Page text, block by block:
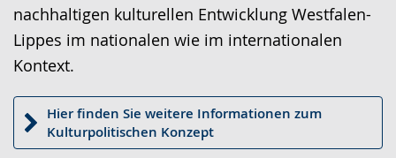
nachhaltigen kulturellen Entwicklung Westfalen-
Lippes im nationalen wie im internationalen
Kontext.
Hier finden Sie weitere Informationen zum
Kulturpolitischen Konzept